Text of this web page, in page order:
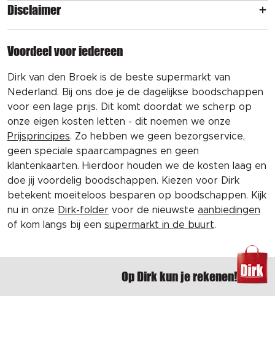
Disclaimer
Voordeel voor iedereen
Dirk van den Broek is de beste supermarkt van
Nederland. Bij ons doe je de dagelijkse boodschappen
voor een lage prijs. Dit komt doordat we scherp op
onze eigen kosten letten - dit noemen we onze
Prijsprincipes. Zo hebben we geen bezorgservice,
geen speciale spaarcampagnes en geen
klantenkaarten. Hierdoor houden we de kosten laag en
doe jij voordelig boodschappen. Kiezen voor Dirk
betekent moeiteloos besparen op boodschappen. Kijk
nu in onze Dirk-folder voor de nieuwste aanbiedingen
of kom langs bij een supermarkt in de buurt.
Op Dirk kun je rekenen!